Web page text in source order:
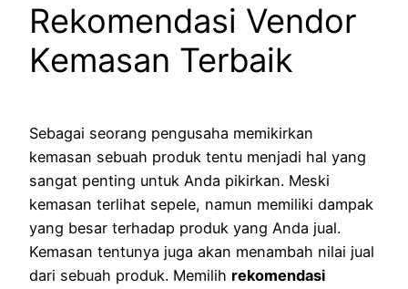
Rekomendasi Vendor
Kemasan Terbaik
Sebagai seorang pengusaha memikirkan
kemasan sebuah produk tentu menjadi hal yang
sangat penting untuk Anda pikirkan. Meski
kemasan terlihat sepele, namun memiliki dampak
yang besar terhadap produk yang Anda jual.
Kemasan tentunya juga akan menambah nilai jual
dari sebuah produk. Memilih rekomendasi